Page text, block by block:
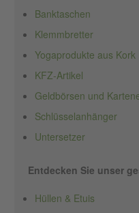
Banktaschen
Klemmbretter
Yogaprodukte aus Kork
KFZ-Artikel
Geldbörsen und
Schlüsselanhänger
Untersetzer
Entdecken Sie unser
Hüllen & Etuis